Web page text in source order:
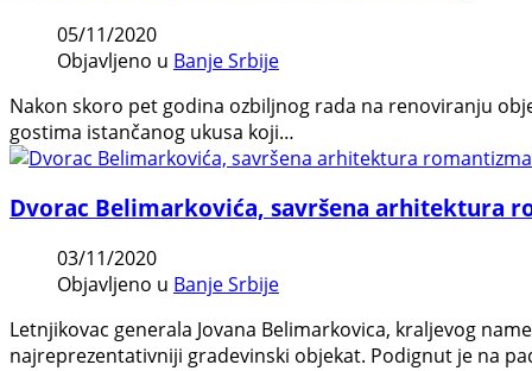
05/11/2020
Objavljeno u Banje Srbije
Nakon skoro pet godina ozbiljnog rada na renoviranju
gostima istančanog ukusa koji…
Dvorac Belimarkovića, savršena arhitektura
03/11/2020
Objavljeno u Banje Srbije
Letnjikovac generala Jovana Belimarkovica, kraljevog
najreprezentativniji gradevinski objekat. Podignut je na